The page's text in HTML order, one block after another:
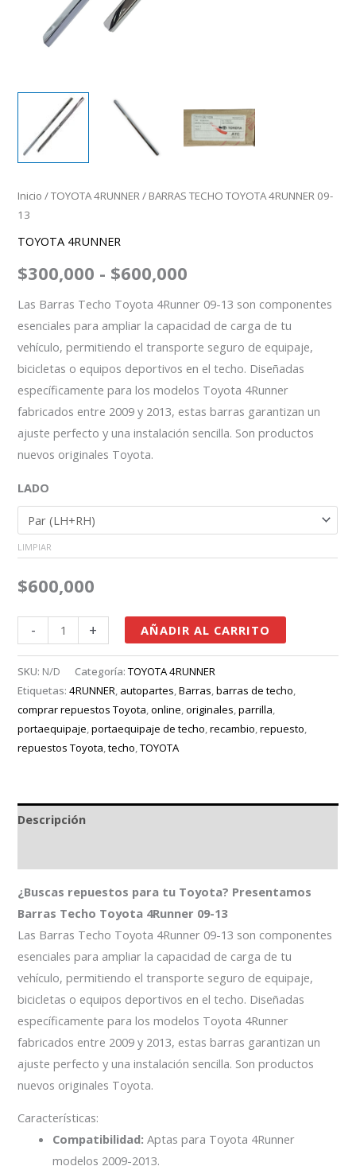
Inicio /TOYOTA 4RUNNER/ BARRAS TECHO TOYOTA 4RUNNER 09-
13
TOYOTA 4RUNNER
$300,000 - $600,000
Las Barras Techo Toyota 4Runner 09-13 son componentes
esenciales para ampliar la capacidad de carga de tu
vehículo, permitiendo el transporte seguro de equipaje,
bicicletas o equipos deportivos en el techo. Diseñadas
específicamente para los modelos Toyota 4Runner
fabricados entre 2009 y 2013, estas barras garantizan un
ajuste perfecto y una instalación sencilla. Son productos
nuevos originales Toyota.
LADO
LIMPIAR
$600,000
- + AÑADIR AL CARRITO
SKU: N/D Categoría:TOYOTA 4RUNNER
Etiquetas:4RUNNER, autopartes,Barras,barras de techo,
comprar repuestos Toyota,online,originales,parrilla,
portaequipaje,portaequipaje de techo,recambio,repuesto,
repuestos Toyota,techo,TOYOTA
Descripción
¿Buscas repuestos para tu Toyota? Presentamos
Barras Techo Toyota 4Runner 09-13
Las Barras Techo Toyota 4Runner 09-13 son componentes
esenciales para ampliar la capacidad de carga de tu
vehículo, permitiendo el transporte seguro de equipaje,
bicicletas o equipos deportivos en el techo. Diseñadas
específicamente para los modelos Toyota 4Runner
fabricados entre 2009 y 2013, estas barras garantizan un
ajuste perfecto y una instalación sencilla. Son productos
nuevos originales Toyota.
Características:
Compatibilidad: Aptas para Toyota 4Runner
modelos 2009-2013.